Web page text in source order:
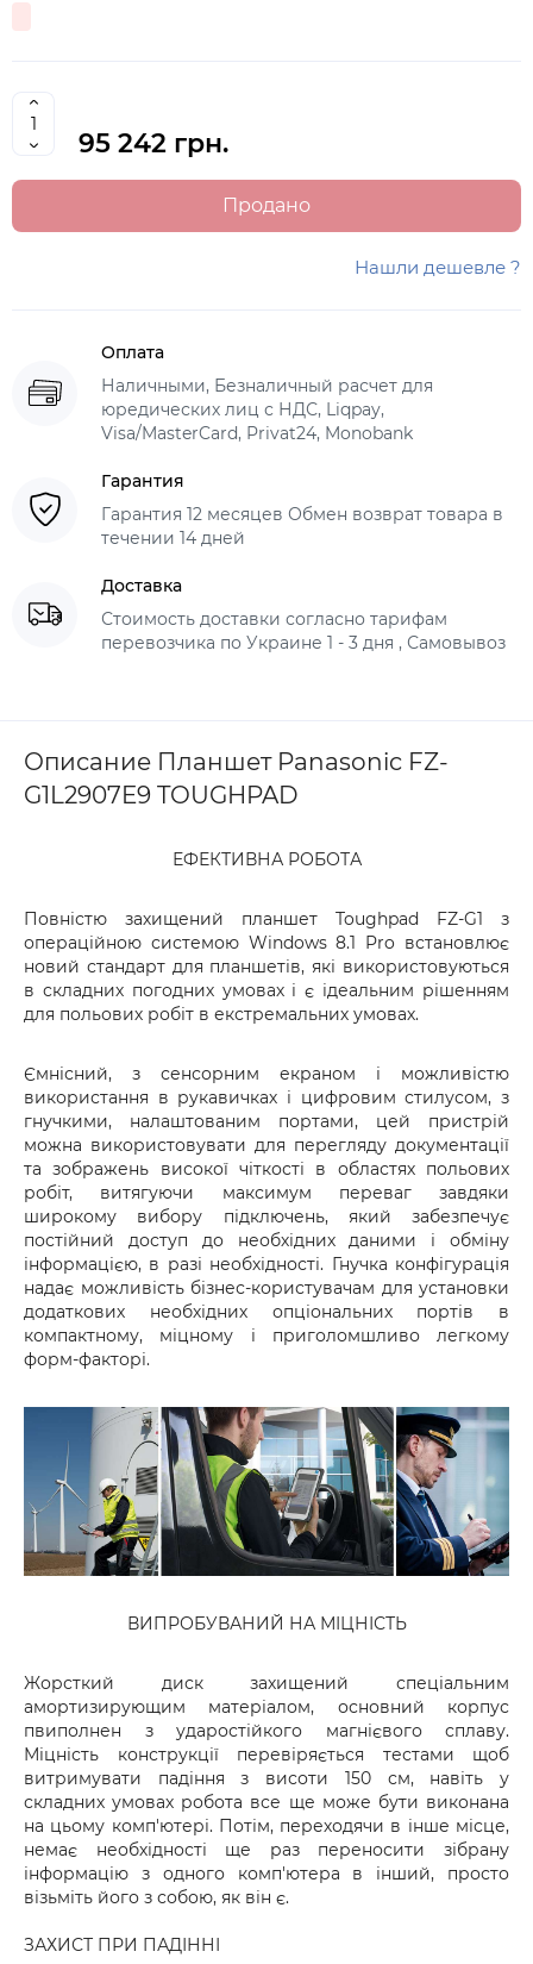
95 242 грн.
Продано
Нашли дешевле ?
Оплата
Наличными, Безналичный расчет для
юредических лиц с НДС, Liqpay,
Visa/MasterCard, Privat24, Monobank
Гарантия
Гарантия 12 месяцев Обмен возврат товара в
течении 14 дней
Доставка
Стоимость доставки согласно тарифам
перевозчика по Украине 1 - 3 дня , Самовывоз
Описание Планшет Panasonic FZ-
G1L2907E9 TOUGHPAD
ЕФЕКТИВНА РОБОТА
Повністю захищений планшет Toughpad FZ-G1 з
операційною системою Windows 8.1 Pro встановлює
новий стандарт для планшетів, які використовуються
в складних погодних умовах і є ідеальним рішенням
для польових робіт в екстремальних умовах.
Ємнісний, з сенсорним екраном і можливістю
використання в рукавичках і цифровим стилусом, з
гнучкими, налаштованим портами, цей пристрій
можна використовувати для перегляду документації
та зображень високої чіткості в областях польових
робіт, витягуючи максимум переваг завдяки
широкому вибору підключень, який забезпечує
постійний доступ до необхідних даними і обміну
інформацією, в разі необхідності. Гнучка конфігурація
надає можливість бізнес-користувачам для установки
додаткових необхідних опціональних портів в
компактному, міцному і приголомшливо легкому
форм-факторі.
ВИПРОБУВАНИЙ НА МІЦНІСТЬ
Жорсткий диск захищений спеціальним
амортизирующим матеріалом, основний корпус
пвиполнен з ударостійкого магнієвого сплаву.
Міцність конструкції перевіряється тестами щоб
витримувати падіння з висоти 150 см, навіть у
складних умовах робота все ще може бути виконана
на цьому комп'ютері. Потім, переходячи в інше місце,
немає необхідності ще раз переносити зібрану
інформацію з одного комп'ютера в інший, просто
візьміть його з собою, як він є.
ЗАХИСТ ПРИ ПАДІННІ